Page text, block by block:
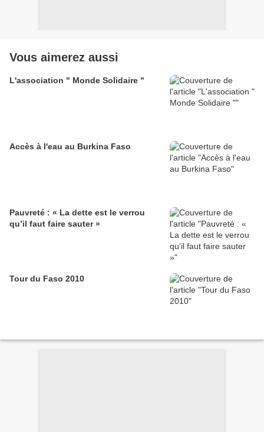
Vous aimerez aussi
L'association " Monde Solidaire "
Accès à l'eau au Burkina Faso
Pauvreté : « La dette est le verrou
qu’il faut faire sauter »
Tour du Faso 2010